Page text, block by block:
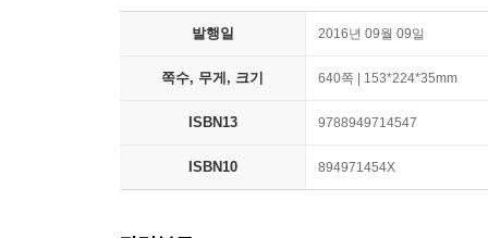
발행일 2016년 09월 09일
쪽수, 무게, 크기 640쪽 | 153*224*35mm
ISBN13 9788949714547
ISBN10 894971454X